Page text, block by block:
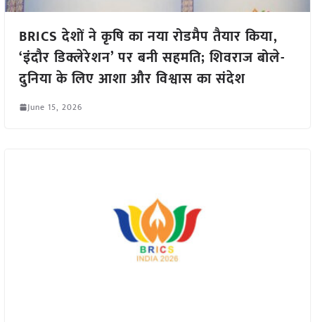
BRICS देशों ने कृषि का नया रोडमैप तैयार किया,
‘इंदौर डिक्लेरेशन’ पर बनी सहमति; शिवराज बोले-
दुनिया के लिए आशा और विश्वास का संदेश
June 15, 2026